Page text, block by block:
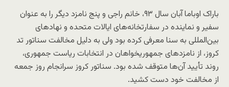
باراک اوباما آبان سال ۹۳، خانم راجی و پنج نامزد دیگر را به عنوان
سفیر و نماینده در سفارتخانه‌های ایالات متحده و نهادهای
بین‌المللی به سنا معرفی کرده بود ولی به دلیل مخالفت سناتور تد
کروز، از نامزدهای جمهوریخواهان در انتخابات ریاست جمهوری،
روند تأیید آن‌ها متوقف شده بود. سناتور کروز سرانجام روز جمعه
از مخالفت خود دست کشید.